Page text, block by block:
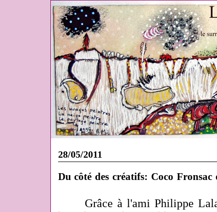
28/05/2011
Du côté des créatifs: Coco Fronsac
Grâce à l'ami Philippe